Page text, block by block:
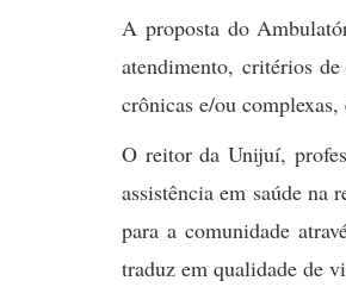
A proposta do
atendimento, critérios
crônicas e/ou
O reitor da Unijuí,
assistência em saúde
para a comunidade
traduz em qualidade de